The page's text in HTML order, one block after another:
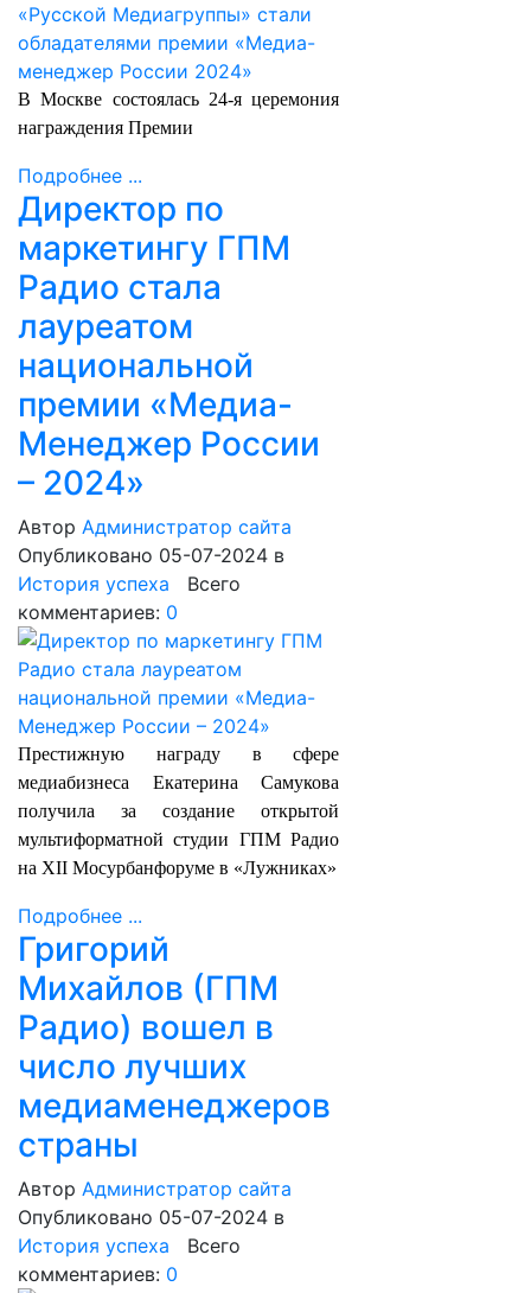
В Москве состоялась 24-я церемония
награждения Премии
Подробнее ...
Директор по
маркетингу ГПМ
Радио стала
лауреатом
национальной
премии «Медиа-
Менеджер России
– 2024»
Автор Администратор сайта
Опубликовано 05-07-2024 в
История успеха Всего
комментариев: 0
Престижную награду в сфере
медиабизнеса Екатерина Самукова
получила за создание открытой
мультиформатной студии ГПМ Радио
на XII Мосурбанфоруме в «Лужниках»
Подробнее ...
Григорий
Михайлов (ГПМ
Радио) вошел в
число лучших
медиаменеджеров
страны
Автор Администратор сайта
Опубликовано 05-07-2024 в
История успеха Всего
комментариев: 0